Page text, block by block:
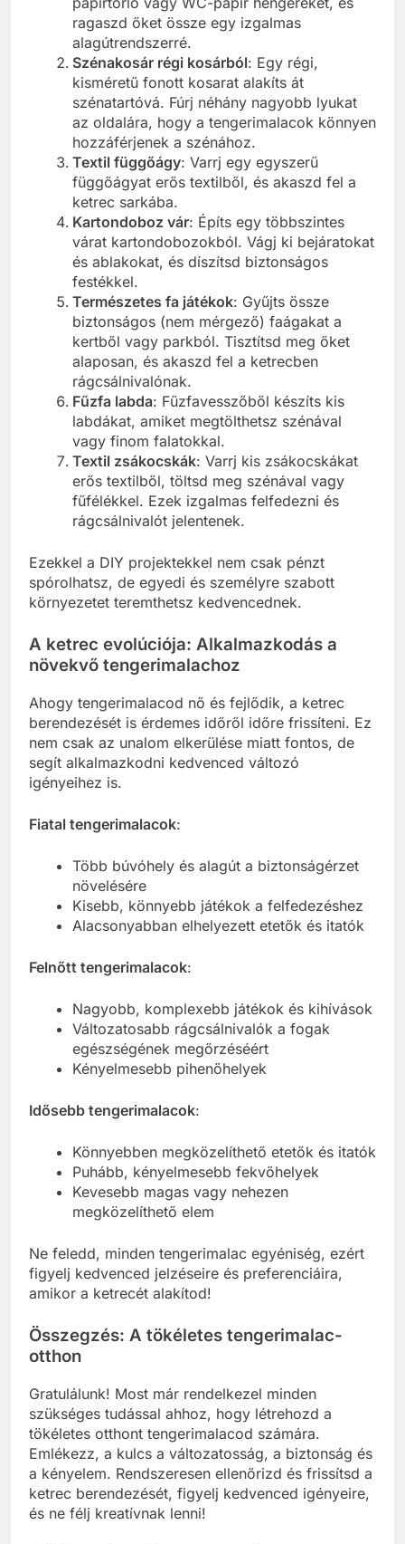
ragaszd őket össze egy izgalmas
alagútrendszerré.
Szénakosár régi kosárból: Egy régi,
kisméretű fonott kosarat alakíts át
szénatartóvá. Fúrj néhány nagyobb lyukat
az oldalára, hogy a tengerimalacok könnyen
hozzáférjenek a szénához.
Textil függőágy: Varrj egy egyszerű
függőágyat erős textilből, és akaszd fel a
ketrec sarkába.
Kartondoboz vár: Építs egy többszintes
várat kartondobozokból. Vágj ki bejáratokat
és ablakokat, és díszítsd biztonságos
festékkel.
Természetes fa játékok: Gyűjts össze
biztonságos (nem mérgező) faágakat a
kertből vagy parkból. Tisztítsd meg őket
alaposan, és akaszd fel a ketrecben
rágcsálnivalónak.
Fűzfa labda: Fűzfavesszőből készíts kis
labdákat, amiket megtölthetsz szénával
vagy finom falatokkal.
Textil zsákocskák: Varrj kis zsákocskákat
erős textilből, töltsd meg szénával vagy
fűfélékkel. Ezek izgalmas felfedezni és
rágcsálnivalót jelentenek.
Ezekkel a DIY projektekkel nem csak pénzt
spórolhatsz, de egyedi és személyre szabott
környezetet teremthetsz kedvencednek.
A ketrec evolúciója: Alkalmazkodás a
növekvő tengerimalachoz
Ahogy tengerimalacod nő és fejlődik, a ketrec
berendezését is érdemes időről időre frissíteni. Ez
nem csak az unalom elkerülése miatt fontos, de
segít alkalmazkodni kedvenced változó
igényeihez is.
Fiatal tengerimalacok:
Több búvóhely és alagút a biztonságérzet
növelésére
Kisebb, könnyebb játékok a felfedezéshez
Alacsonyabban elhelyezett etetők és itatók
Felnőtt tengerimalacok:
Nagyobb, komplexebb játékok és kihívások
Változatosabb rágcsálnivalók a fogak
egészségének megőrzéséért
Kényelmesebb pihenőhelyek
Idősebb tengerimalacok:
Könnyebben megközelíthető etetők és itatók
Puhább, kényelmesebb fekvőhelyek
Kevesebb magas vagy nehezen
megközelíthető elem
Ne feledd, minden tengerimalac egyéniség, ezért
figyelj kedvenced jelzéseire és preferenciáira,
amikor a ketrecét alakítod!
Összegzés: A tökéletes tengerimalac-
otthon
Gratulálunk! Most már rendelkezel minden
szükséges tudással ahhoz, hogy létrehozd a
tökéletes otthont tengerimalacod számára.
Emlékezz, a kulcs a változatosság, a biztonság és
a kényelem. Rendszeresen ellenőrizd és frissítsd a
ketrec berendezését, figyelj kedvenced igényeire,
és ne félj kreatívnak lenni!